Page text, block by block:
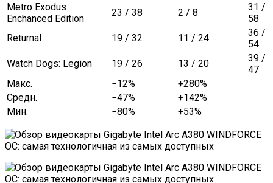
Metro Exodus
Enchanced Edition
23 / 38 2 / 8
31 /
58
Returnal
19 / 32 11 / 24
36 /
54
Watch Dogs: Legion
19 / 26 13 / 20
39 /
47
Макс.
−12%
+280%
Средн.
−47%
+142%
Мин.
−80% +53%